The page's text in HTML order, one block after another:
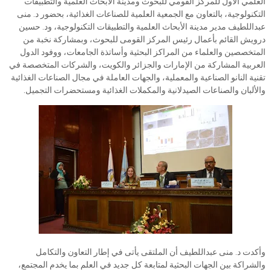
التكنولوجية، بالتعاون مع الجمعية العلمية للصناعات الغذائية، بحضور د. منى
عبداللطيف مدير مدينة الأبحاث العلمية والتطبيقات التكنولوجية، ود. حسين
درويش القائم بأعمال رئيس المركز القومى للبحوث، وبمشاركة نخبة من
المتخصصين والعلماء من المراكز البحثية وأساتذة الجامعات، ووفود الدول
العربية المشاركة من الإمارات والجزائر والكويت، والشركات المتخصصة في
تقنية النانو الصناعية والمعملية، والجهات العاملة في مجال الصناعات الغذائية
والألبان والصناعات الصيدلانية والمكملات الغذائية ومستحضرات التجميل.
وأكدت د. منى عبداللطيف أن الملتقى يأتى في إطار التعاون والتكامل
والشراكة بين الجهات البحثية لمتابعة كل جديد في العلم بما يخدم المجتمع،